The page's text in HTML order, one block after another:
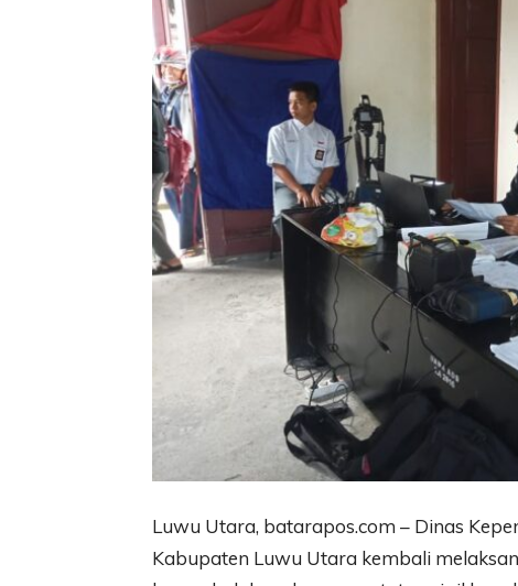
Luwu Utara, batarapos.com – Dinas
Kabupaten Luwu Utara kembali